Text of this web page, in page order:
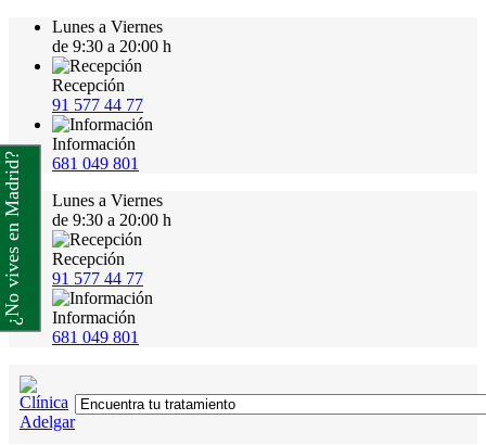
Lunes a Viernes
de 9:30 a 20:00 h
Recepción
91 577 44 77
Información
681 049 801
Lunes a Viernes
de 9:30 a 20:00 h
Recepción
91 577 44 77
Información
681 049 801
¿No vives en Madrid?